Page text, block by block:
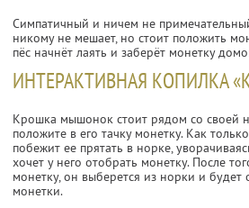
Симпатичный и ничем не
никому не мешает, но стоит положить
пёс начнёт лаять и заберёт монетку
ИНТЕРАКТИВНАЯ КОПИЛКА
Крошка мышонок стоит рядом со своей
положите в его тачку монетку. Как
побежит ее прятать в норке,
хочет у него отобрать монетку. После
монетку, он выберется из норки и
монетки.